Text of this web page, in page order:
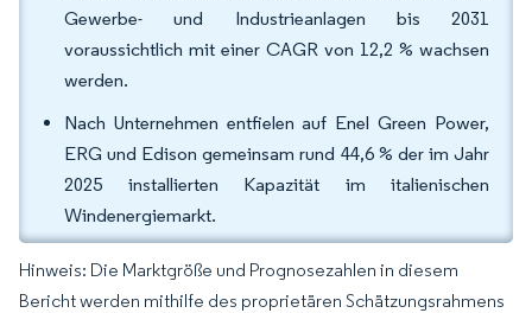
Gewerbe- und Industrieanlagen bis 2031
voraussichtlich mit einer CAGR von 12,2 % wachsen
werden.
Nach Unternehmen entfielen auf Enel Green Power,
ERG und Edison gemeinsam rund 44,6 % der im Jahr
2025 installierten Kapazität im italienischen
Windenergiemarkt.
Hinweis: Die Marktgröße und Prognosezahlen in diesem
Bericht werden mithilfe des proprietären Schätzungsrahmens